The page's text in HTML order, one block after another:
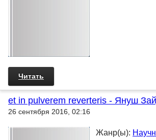
Читать
et in pulverem reverteris - Януш
26 сентября 2016, 02:16
Жанр(ы):